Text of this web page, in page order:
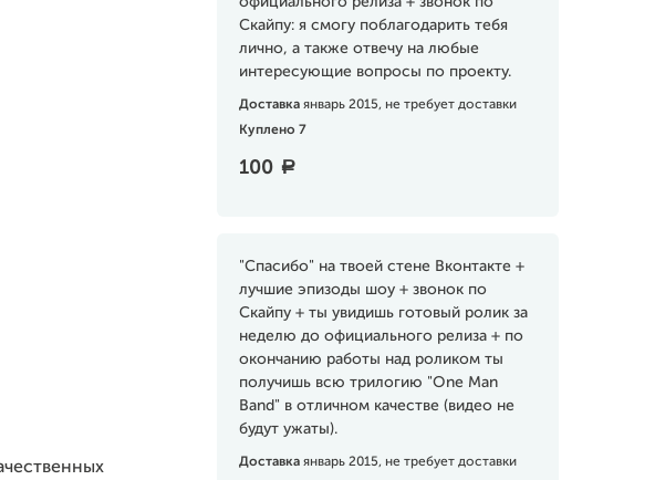
Скайпу: я смогу поблагодарить тебя
лично, а также отвечу на любые
интересующие вопросы по проекту.
Доставка январь 2015, не требует доставки
Куплено 7
100 a
"Спасибо" на твоей стене Вконтакте +
лучшие эпизоды шоу + звонок по
Скайпу + ты увидишь готовый ролик за
неделю до официального релиза + по
окончанию работы над роликом ты
получишь всю трилогию "One Man
Band" в отличном качестве (видео не
будут ужаты).
Доставка январь 2015, не требует доставки